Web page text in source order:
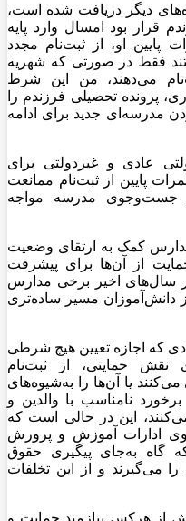
دیگر دریافت شده است،
قرار بود امسال وارد پایه
پایین او، از ثبت‌نام مجدد
فقط در صورتی که شهریه
می‌دهند، من این شرط
پرونده تحصیلی فرزندم را
مدرسه‌ای جدید برای ادامه
عادی و غیردولتی برای
پایین از ثبت‌نام ممانعت
جست‌وجوی مدرسه مواجه
مدارس کمک به ارتقای وضعیت
از آن‌ها برای پیشرفت
سال‌های اخیر برخی مدارس
دانش‌آموزان مسیر ساده‌تری
که اجازه تعیین هیچ شرطی
نقش حمایتی، از ثبت‌نام
یا آن‌ها را به‌شیوه‌های
نامناسب با والدین و
این در حالی است که
ادارات آموزش و پرورش
گاه به‌جای پیگیری حقوق
می‌گیرند و از این تخلفات
از هرکس نیازمند حمایت و